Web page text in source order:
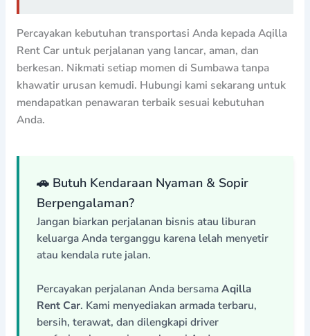
Percayakan kebutuhan transportasi Anda kepada Aqilla
Rent Car untuk perjalanan yang lancar, aman, dan
berkesan. Nikmati setiap momen di Sumbawa tanpa
khawatir urusan kemudi. Hubungi kami sekarang untuk
mendapatkan penawaran terbaik sesuai kebutuhan
Anda.
🚗 Butuh Kendaraan Nyaman & Sopir
Berpengalaman?
Jangan biarkan perjalanan bisnis atau liburan
keluarga Anda terganggu karena lelah menyetir
atau kendala rute jalan.
Percayakan perjalanan Anda bersamaAqilla
Rent Car. Kami menyediakan armada terbaru,
bersih, terawat, dan dilengkapi driver